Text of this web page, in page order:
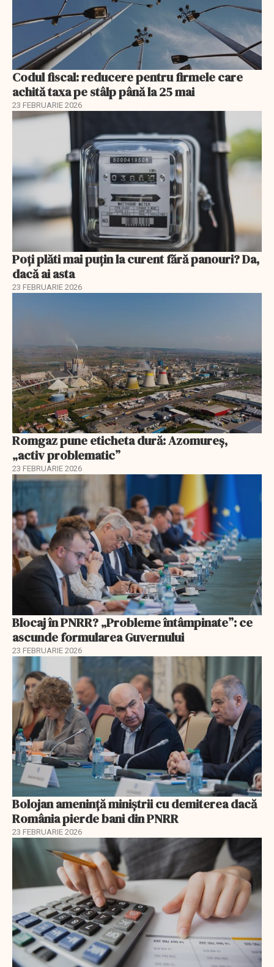
Codul fiscal: reducere pentru firmele care
achită taxa pe stâlp până la 25 mai
23 FEBRUARIE 2026
Poți plăti mai puțin la curent fără panouri? Da,
dacă ai asta
23 FEBRUARIE 2026
Romgaz pune eticheta dură: Azomureș,
„activ problematic”
23 FEBRUARIE 2026
Blocaj în PNRR? „Probleme întâmpinate”: ce
ascunde formularea Guvernului
23 FEBRUARIE 2026
Bolojan amenință miniștrii cu demiterea dacă
România pierde bani din PNRR
23 FEBRUARIE 2026